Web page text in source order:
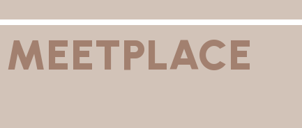
MEETPLACE